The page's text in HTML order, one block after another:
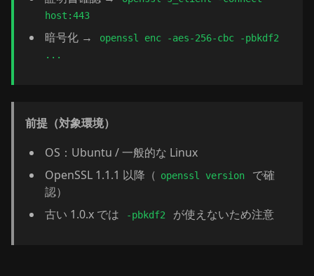
host:443
暗号化 →
openssl enc -aes-256-cbc -pbkdf2
...
前提（対象環境）
OS：Ubuntu / 一般的な Linux
OpenSSL 1.1.1 以降（ openssl version
で確
認）
古い 1.0.x では
-pbkdf2 が使えないため注意